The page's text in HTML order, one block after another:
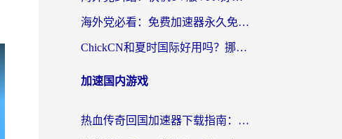
海外党必看：免费加速器永久免费真的存在吗？教你选对回国加速器无缝刷国内资源
ChickCN和夏时国际好用吗？挪威留学生亲测3款回国加速器，附穿梭和加速喵对比指南
加速国内游戏
热血传奇回国加速器下载指南：海外玩家如何流畅砍怪不卡顿？